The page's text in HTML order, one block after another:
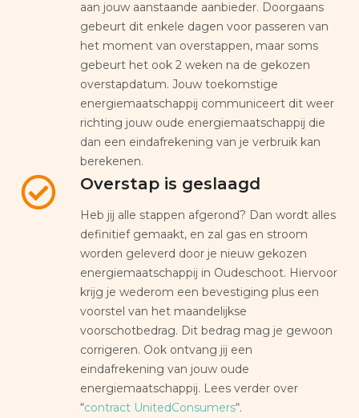
aan jouw aanstaande aanbieder. Doorgaans
gebeurt dit enkele dagen voor passeren van
het moment van overstappen, maar soms
gebeurt het ook 2 weken na de gekozen
overstapdatum. Jouw toekomstige
energiemaatschappij communiceert dit weer
richting jouw oude energiemaatschappij die
dan een eindafrekening van je verbruik kan
berekenen.
Overstap is geslaagd
Heb jij alle stappen afgerond? Dan wordt alles
definitief gemaakt, en zal gas en stroom
worden geleverd door je nieuw gekozen
energiemaatschappij in Oudeschoot. Hiervoor
krijg je wederom een bevestiging plus een
voorstel van het maandelijkse
voorschotbedrag. Dit bedrag mag je gewoon
corrigeren. Ook ontvang jij een
eindafrekening van jouw oude
energiemaatschappij. Lees verder over
“contract UnitedConsumers“.